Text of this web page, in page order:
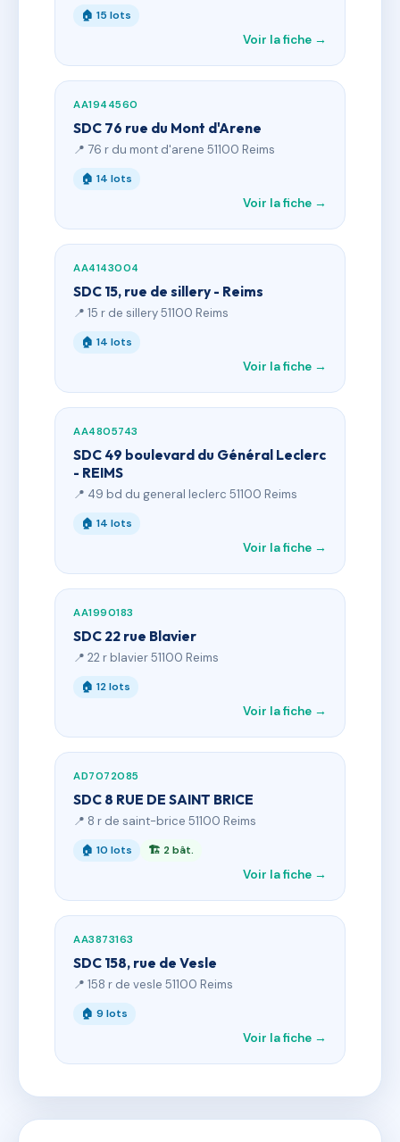
🏠 15 lots
Voir la fiche →
AA1944560
SDC 76 rue du Mont d'Arene
📍 76 r du mont d'arene 51100 Reims
🏠 14 lots
Voir la fiche →
AA4143004
SDC 15, rue de sillery - Reims
📍 15 r de sillery 51100 Reims
🏠 14 lots
Voir la fiche →
AA4805743
SDC 49 boulevard du Général Leclerc
- REIMS
📍 49 bd du general leclerc 51100 Reims
🏠 14 lots
Voir la fiche →
AA1990183
SDC 22 rue Blavier
📍 22 r blavier 51100 Reims
🏠 12 lots
Voir la fiche →
AD7072085
SDC 8 RUE DE SAINT BRICE
📍 8 r de saint-brice 51100 Reims
🏠 10 lots 🏗 2 bât.
Voir la fiche →
AA3873163
SDC 158, rue de Vesle
📍 158 r de vesle 51100 Reims
🏠 9 lots
Voir la fiche →